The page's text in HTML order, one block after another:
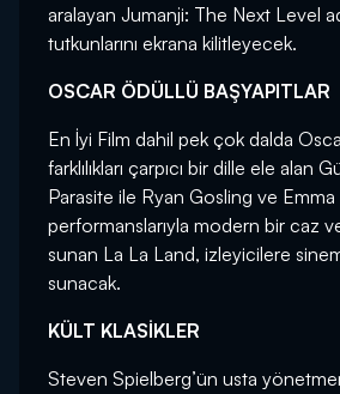
aralayan Jumanji: The Next Level
tutkunlarını ekrana kilitleyecek.
OSCAR ÖDÜLLÜ BAŞYAPITLAR
En İyi Film dahil pek çok dalda
farklılıkları çarpıcı bir dille ele alan
Parasite ile Ryan Gosling ve
performanslarıyla modern bir caz
sunan La La Land, izleyicilere
sunacak.
KÜLT KLASİKLER
Steven Spielberg’ün usta